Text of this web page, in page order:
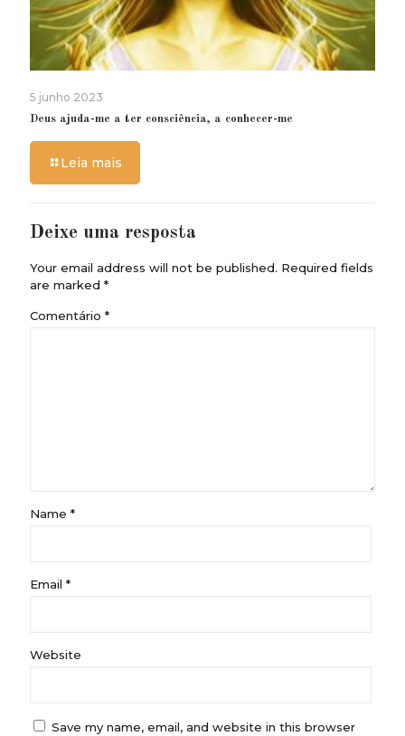
5 junho 2023
Deus ajuda-me a ter consciência, a conhecer-me
Leia mais
Deixe uma resposta
Your email address will not be published. Required fields
are marked *
Comentário *
Name *
Email *
Website
Save my name, email, and website in this browser